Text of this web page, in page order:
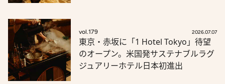
vol.179 2026.07.07
東京・赤坂に「1 Hotel Tokyo」待望
のオープン。米国発サステナブルラグ
ジュアリーホテル日本初進出